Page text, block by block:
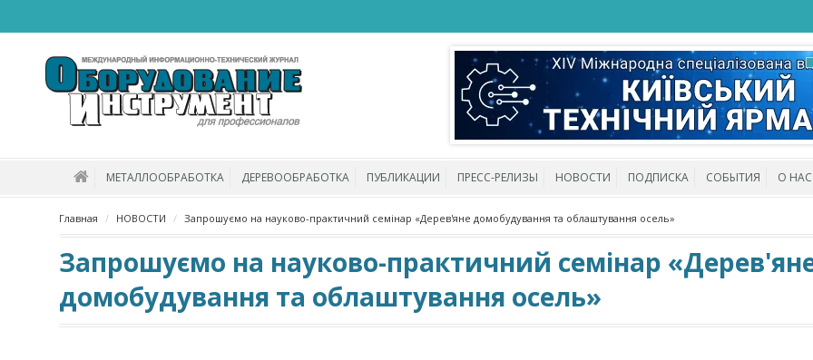
МЕТАЛЛООБРАБОТКА ДЕРЕВООБРАБОТКА ПУБЛИКАЦИИ ПРЕСС-РЕЛИЗЫ НОВОСТИ ПОДПИСКА СОБЫТИЯ О НАС
Главная НОВОСТИ Запрошуємо на науково-практичний семінар «Дерев'яне домобудування та облаштування осель»
Запрошуємо на науково-практичний семінар
домобудування та облаштування осель»